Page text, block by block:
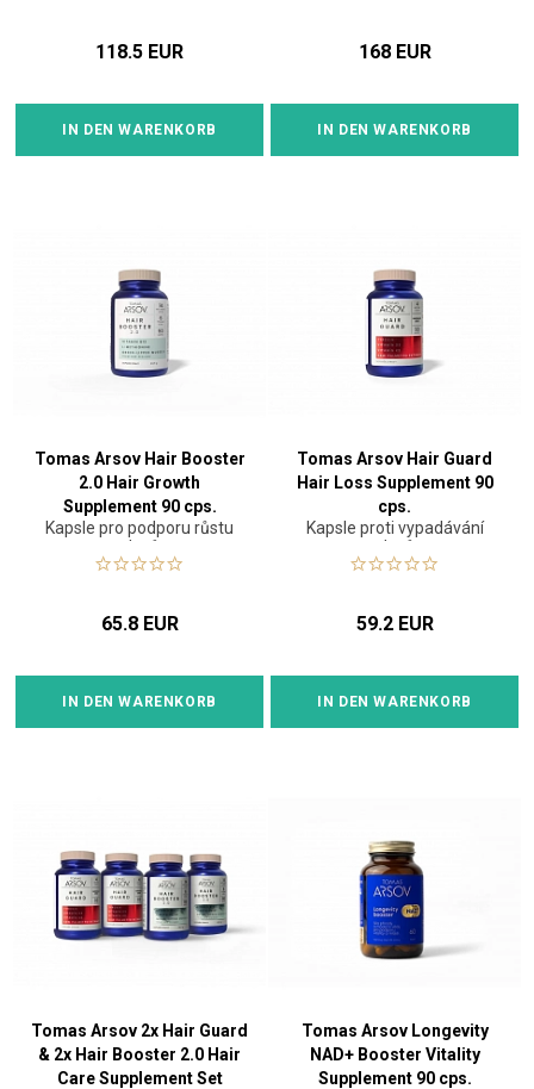
118.5 EUR
IN DEN WARENKORB
168 EUR
IN DEN WARENKORB
Tomas Arsov Hair Booster
2.0 Hair Growth
Supplement 90 cps.
Kapsle pro podporu růstu
vlasů
65.8 EUR
IN DEN WARENKORB
Tomas Arsov Hair Guard
Hair Loss Supplement 90
cps.
Kapsle proti vypadávání
vlasů
59.2 EUR
IN DEN WARENKORB
Tomas Arsov 2x Hair Guard
& 2x Hair Booster 2.0 Hair
Care Supplement Set
Tomas Arsov Longevity
NAD+ Booster Vitality
Supplement 90 cps.